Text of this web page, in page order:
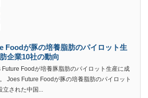
Foodが豚の培養脂肪のパイロット生
企業10社の動向
Foodが培養豚脂肪のパイロット生産に成
Joes Future Foodが豚の培養脂肪のパイロット
立された中国...